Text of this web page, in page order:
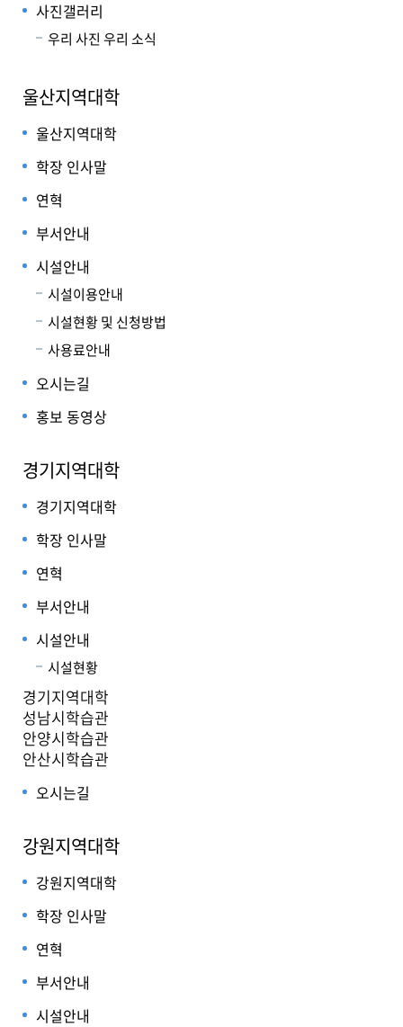
사진갤러리
우리 사진 우리 소식
울산지역대학
울산지역대학
학장 인사말
연혁
부서안내
시설안내
시설이용안내
시설현황 및 신청방법
사용료안내
오시는길
홍보 동영상
경기지역대학
경기지역대학
학장 인사말
연혁
부서안내
시설안내
시설현황
경기지역대학
성남시학습관
안양시학습관
안산시학습관
오시는길
강원지역대학
강원지역대학
학장 인사말
연혁
부서안내
시설안내